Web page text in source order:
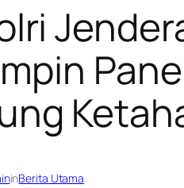
inBerita Utama